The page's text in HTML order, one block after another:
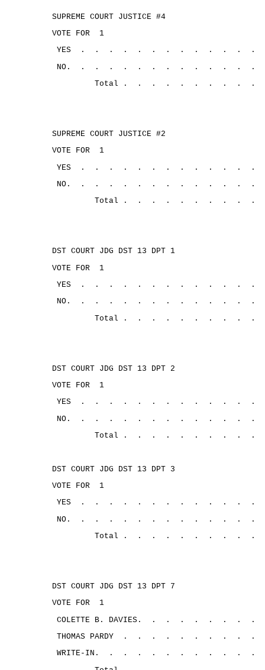
SUPREME COURT JUSTICE #4
VOTE FOR
1
YES
. . . . . . . . . . . .
.
NO.
. . . . . . . . . . . .
.
Total .
. . . . . . . . .
SUPREME COURT JUSTICE #2
VOTE FOR
1
YES
. . . . . . . . . . . .
.
NO.
. . . . . . . . . . . .
.
Total .
. . . . . . . . .
DST COURT JDG DST 13 DPT 1
VOTE FOR
1
YES
. . . . . . . . . . . .
.
NO.
. . . . . . . . . . . .
.
Total .
. . . . . . . . .
DST COURT JDG DST 13 DPT 2
VOTE FOR
1
YES
. . . . . . . . . . . .
.
NO.
. . . . . . . . . . . .
.
Total .
. . . . . . . . .
DST COURT JDG DST 13 DPT 3
VOTE FOR
1
YES
. . . . . . . . . . . .
.
NO.
. . . . . . . . . . . .
.
Total .
. . . . . . . . .
DST COURT JDG DST 13 DPT 7
VOTE FOR
1
COLETTE B. DAVIES.
. . . . . . .
.
THOMAS PARDY
. . . . . . . . .
.
WRITE-IN.
. . . . . . . . . .
.